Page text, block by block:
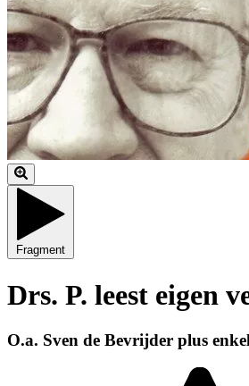
Fragment
Drs. P. leest eigen
O.a. Sven de Bevrijder plus